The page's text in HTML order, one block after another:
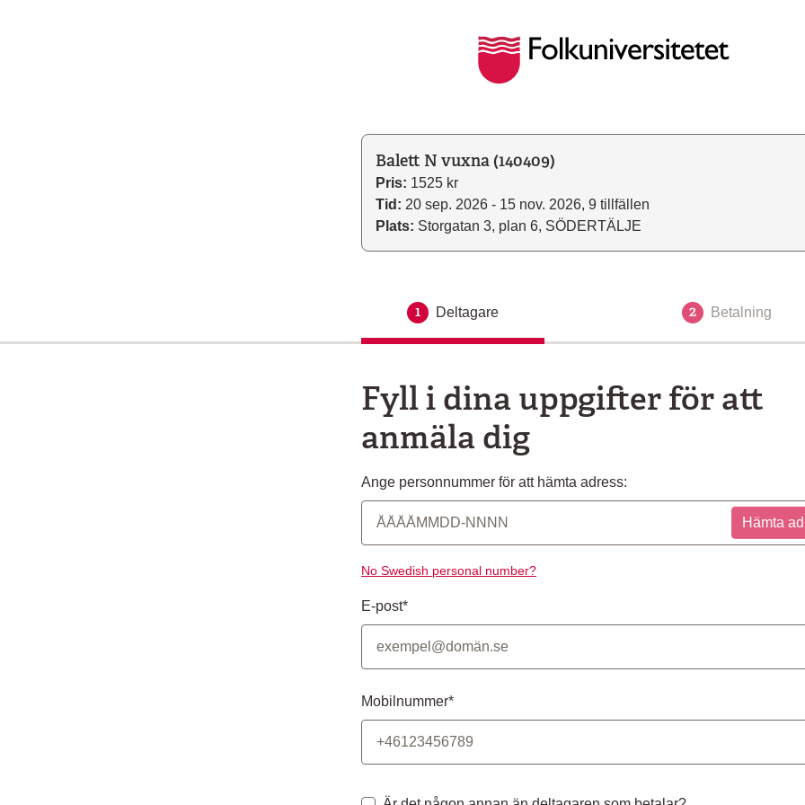
Balett N vuxna (140409)
Pris: 1525 kr
Tid: 20 sep. 2026 - 15 nov. 2026, 9 tillfällen
Plats: Storgatan 3, plan 6, SÖDERTÄLJE
1 Aktuellt steg
Deltagare 2 Betalning
Fyll i dina uppgifter för att
anmäla dig
Ange personnummer för att hämta adress:
Hämta
No Swedish personal number?
E-post*
Mobilnummer*